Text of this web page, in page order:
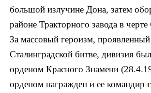
большой излучине Дона, затем
районе Тракторного завода в черте
За массовый героизм,
Сталинградской битве, дивизия
орденом Красного Знамени
орденом награжден и ее командир